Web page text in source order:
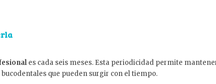
es cada seis meses. Esta periodicidad permite
que pueden surgir con el tiempo.